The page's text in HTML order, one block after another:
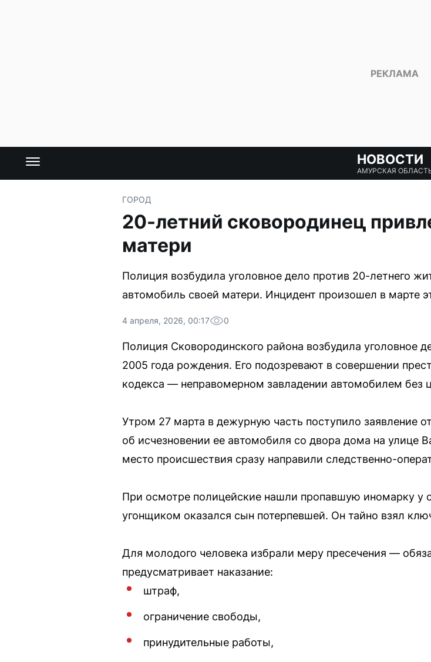
НОВОСТИ
АМУРСКАЯ
ГОРОД
20-летний сковородинец
матери
Полиция возбудила уголовное дело против 20-летнего
автомобиль своей матери. Инцидент произошел в марте
4 апреля, 2026, 00:17 0
Полиция Сковородинского района возбудила уголовное
2005 года рождения. Его подозревают в совершении
кодекса — неправомерном завладении автомобилем без
Утром 27 марта в дежурную часть поступило заявление
об исчезновении ее автомобиля со двора дома на улице
место происшествия сразу направили следственно-
При осмотре полицейские нашли пропавшую иномарку у
угонщиком оказался сын потерпевшей. Он тайно взял
Для молодого человека избрали меру пресечения —
предусматривает наказание:
штраф,
ограничение свободы,
принудительные работы,